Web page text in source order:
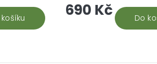
CBD oleje,
690 Kč Do
8 mg CBD v jedné
kvalita je zaručena